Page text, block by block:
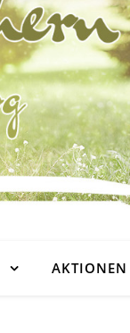
AKTIONEN